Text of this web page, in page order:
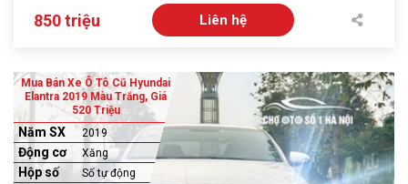
850 triệu Liên hệ
Mua Bán Xe Ô Tô Cũ Hyundai
Elantra 2019 Màu Trắng, Giá
520 Triệu
Năm SX 2019
Động cơ Xăng
Hộp số Số tự động